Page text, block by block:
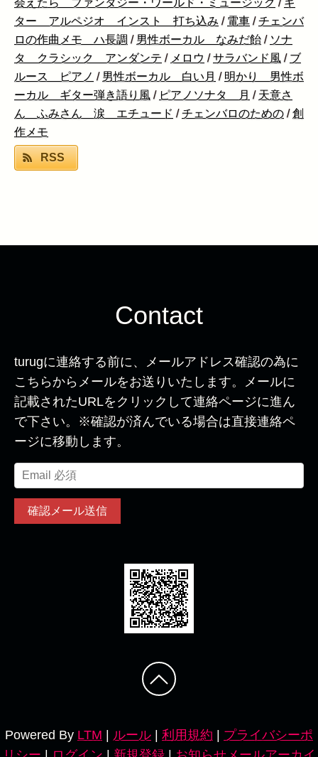
会えたら ファンタジー・ワールド・ミュージック / ギ
ター アルペジオ インスト 打ち込み / 電車 /チェンバ
ロの作曲メモ ハ長調 / 男性ボーカル なみだ飴 / ソナ
タ クラシック アンダンテ / メロウ /サラバンド風 / ブ
ルース ピアノ / 男性ボーカル 白い月 / 明かり 男性ボ
ーカル ギター弾き語り風 / ピアノソナタ 月 / 天意さ
ん ふみさん 涙 エチュード /チェンバロのための /創
作メモ
RSS
Contact
turugに連絡する前に、メールアドレス確認の為に
こちらからメールをお送りいたします。メールに
記載されたURLをクリックして連絡ページに進ん
で下さい。※確認が済んでいる場合は直接連絡ペ
ージに移動します。
Powered By LTM | ルール | 利用規約 | プライバシーポ